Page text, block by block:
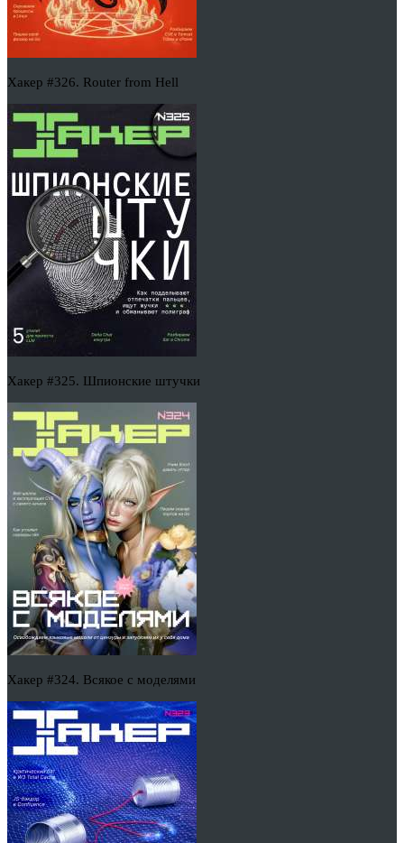
Хакер #326. Router from Hell
Хакер #325. Шпионские штучки
Хакер #324. Всякое с моделями